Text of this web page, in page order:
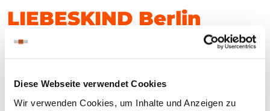
Diese Webseite verwendet Cookies
Wir verwenden Cookies, um Inhalte und Anzeigen zu
LIEBESKIND Berlin
opens showroom at the
Heyne Fabrik in
Offenbach, Germany